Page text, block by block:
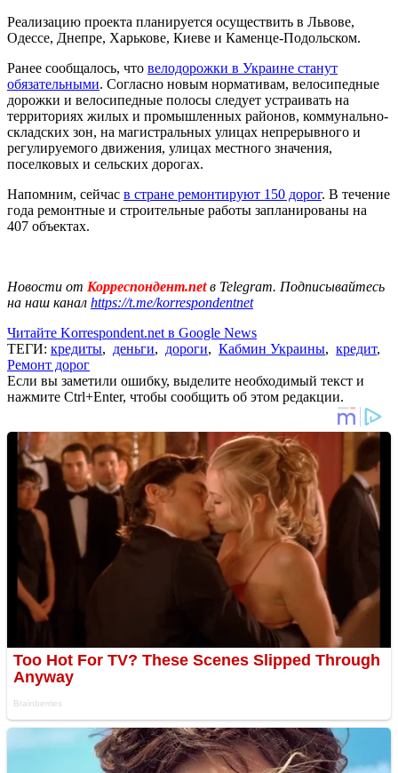
Реализацию проекта планируется осуществить в Львове,
Одессе, Днепре, Харькове, Киеве и Каменце-Подольском.
Ранее сообщалось, что велодорожки в Украине станут
обязательными. Согласно новым нормативам, велосипедные
дорожки и велосипедные полосы следует устраивать на
территориях жилых и промышленных районов, коммунально-
складских зон, на магистральных улицах непрерывного и
регулируемого движения, улицах местного значения,
поселковых и сельских дорогах.
Напомним, сейчас в стране ремонтируют 150 дорог. В течение
года ремонтные и строительные работы запланированы на
407 объектах.
Новости от Корреспондент.netв Telegram. Подписывайтесь
на наш канал https://t.me/korrespondentnet
Читайте Korrespondent.net в Google News
ТЕГИ: кредиты, деньги, дороги, Кабмин Украины, кредит,
Ремонт дорог
Если вы заметили ошибку, выделите необходимый текст и
нажмите Ctrl+Enter, чтобы сообщить об этом редакции.